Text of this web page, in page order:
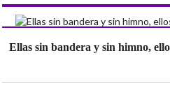
Ellas sin bandera y sin himno,